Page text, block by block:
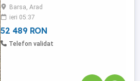
ofera spre vanzare teren agricol in
suprafata totala de 1,524 hectare, compus
din 2 CF-uri. Locatie: ...
Barsa, Arad
ieri 05:37
52 489 RON
Telefon validat